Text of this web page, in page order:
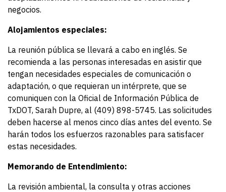
negocios.
Alojamientos especiales:
La reunión pública se llevará a cabo en inglés. Se
recomienda a las personas interesadas en asistir que
tengan necesidades especiales de comunicación o
adaptación, o que requieran un intérprete, que se
comuniquen con la Oficial de Información Pública de
TxDOT, Sarah Dupre, al (409) 898-5745. Las solicitudes
deben hacerse al menos cinco días antes del evento. Se
harán todos los esfuerzos razonables para satisfacer
estas necesidades.
Memorando de Entendimiento:
La revisión ambiental, la consulta y otras acciones